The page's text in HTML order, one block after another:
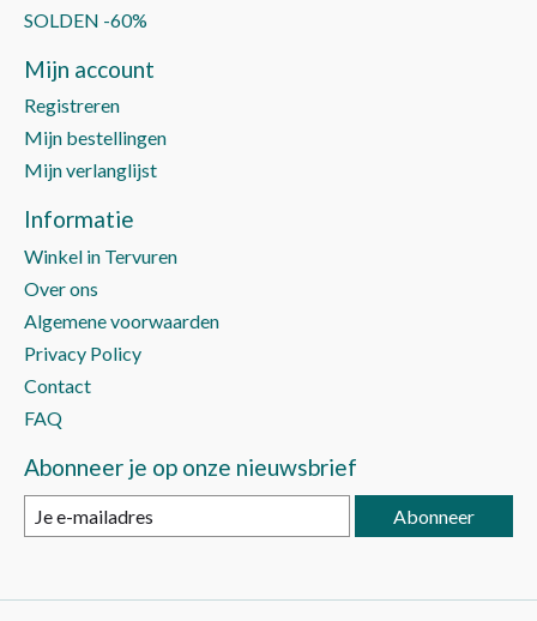
SOLDEN -60%
Mijn account
Registreren
Mijn bestellingen
Mijn verlanglijst
Informatie
Winkel in Tervuren
Over ons
Algemene voorwaarden
Privacy Policy
Contact
FAQ
Abonneer je op onze nieuwsbrief
Abonneer